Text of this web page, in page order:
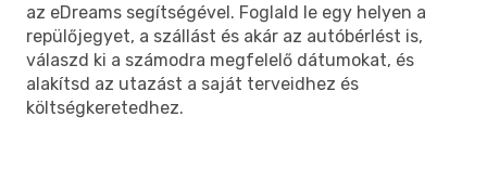
az eDreams segítségével. Foglald le egy helyen a
repülőjegyet, a szállást és akár az autóbérlést is,
válaszd ki a számodra megfelelő dátumokat, és
alakítsd az utazást a saját terveidhez és
költségkeretedhez.